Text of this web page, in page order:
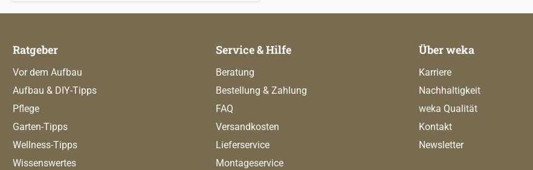
Ratgeber
Vor dem Aufbau
Aufbau & DIY-Tipps
Pflege
Garten-Tipps
Wellness-Tipps
Wissenswertes
Service & Hilfe
Beratung
Bestellung & Zahlung
FAQ
Versandkosten
Lieferservice
Montageservice
Über weka
Karriere
Nachhaltigkeit
weka Qualität
Kontakt
Newsletter